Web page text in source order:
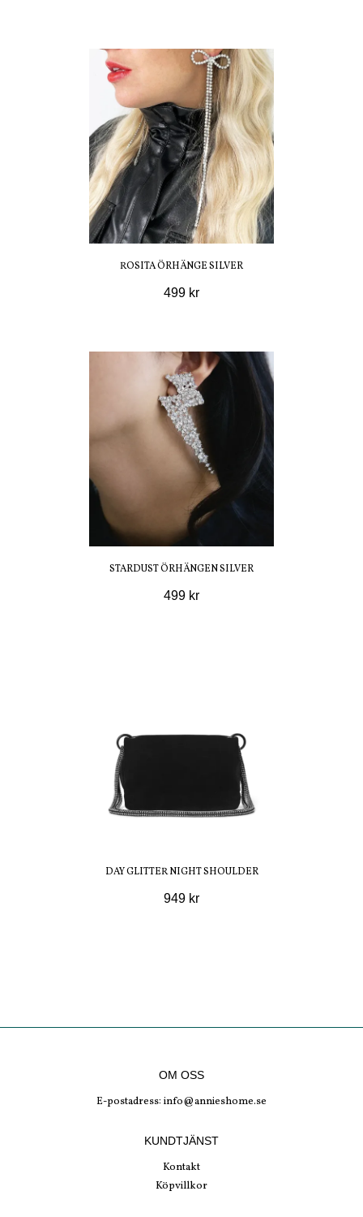
ROSITA ÖRHÄNGE SILVER
499 kr
STARDUST ÖRHÄNGEN SILVER
499 kr
DAY GLITTER NIGHT SHOULDER
949 kr
OM OSS
E-postadress: info@annieshome.se
KUNDTJÄNST
Kontakt
Köpvillkor